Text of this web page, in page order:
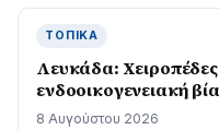
ΤΟΠΙΚΆ
Λευκάδα:
ενδοοικογενειακή βία
8 Αυγούστου 2026